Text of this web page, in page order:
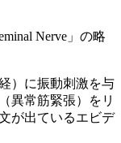
Nerve」の略
）に振動刺激を与
異常筋緊張）をリ
が出ているエビデ